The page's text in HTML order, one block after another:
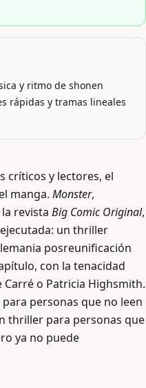
y ritmo de shonen
rápidas y tramas lineales
críticos y lectores, el
manga. Monster,
revista Big Comic Original,
un thriller
posreunificación
con la tenacidad
Carré o Patricia Highsmith.
personas que no leen
thriller para personas que
ya no puede